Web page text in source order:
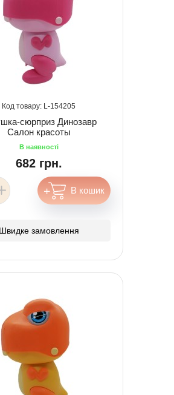
154205
сюрприз Динозавр
Салон красоты
682 грн.
Швидке замовлення